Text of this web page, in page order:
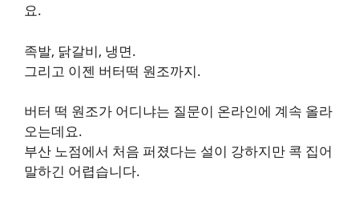
요.
족발, 닭갈비, 냉면.
그리고 이젠 버터떡 원조까지.
버터 떡 원조가 어디냐는 질문이 온라인에 계속 올라
오는데요.
부산 노점에서 처음 퍼졌다는 설이 강하지만 콕 집어
말하긴 어렵습니다.